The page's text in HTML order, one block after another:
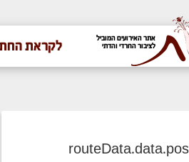
אתר האירועים המוביל
לציבור החרדי והדתי
לקראת